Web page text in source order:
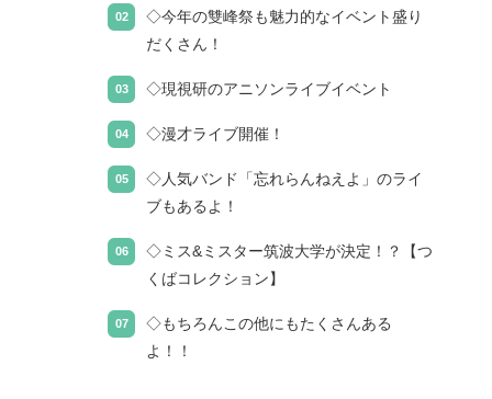
◇今年の雙峰祭も魅力的なイベント盛り
だくさん！
◇現視研のアニソンライブイベント
◇漫才ライブ開催！
◇人気バンド「忘れらんねえよ」のライ
ブもあるよ！
◇ミス&ミスター筑波大学が決定！？【つ
くばコレクション】
◇もちろんこの他にもたくさんある
よ！！